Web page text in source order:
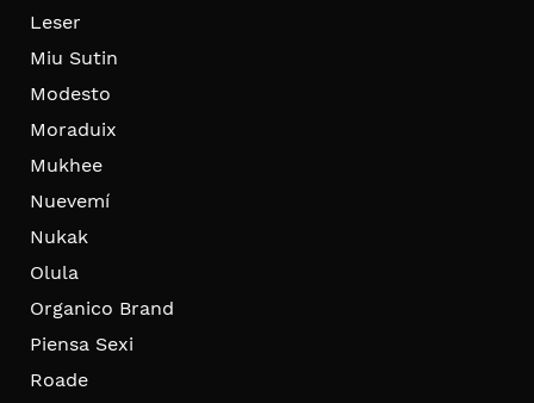
Leser
Miu Sutin
Modesto
Moraduix
Mukhee
Nuevemí
Nukak
Olula
Organico Brand
Piensa Sexi
Roade